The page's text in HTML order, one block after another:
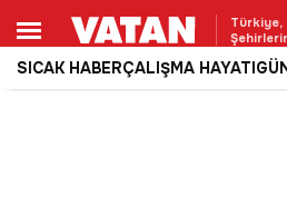
Türkiye,
SICAK HABERÇALIŞMA HAYATI